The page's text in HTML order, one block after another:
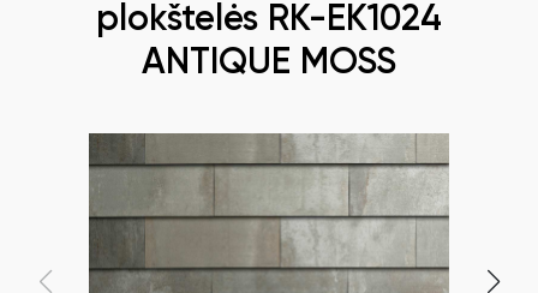
plokštelės RK-EK1024
ANTIQUE MOSS